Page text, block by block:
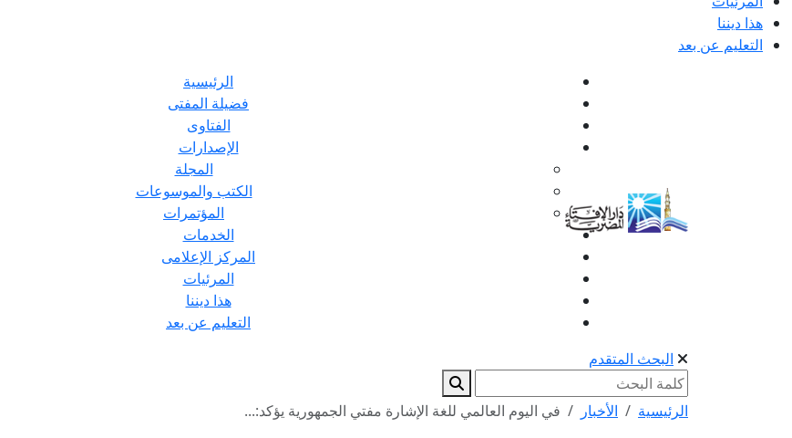
هذا ديننا
التعليم عن بعد
الرئيسية
فضيلة المفتى
الفتاوى
الإصدارات
المجلة
الكتب والموسوعات
المؤتمرات
الخدمات
المركز الإعلامى
المرئيات
هذا ديننا
التعليم عن بعد
البحث المتقدم
الرئيسية الأخبار
في اليوم العالمي للغة الإشارة مفتي الجمهورية يؤكد:...